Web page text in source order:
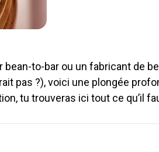
bean-to-bar ou un fabricant de
pas ?), voici une plongée
tu trouveras ici tout ce qu’il